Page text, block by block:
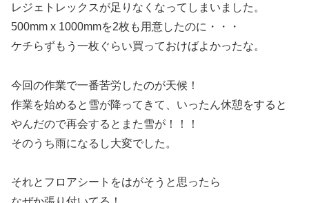
レジェトレックスが足りなくなってしまいました。
500mm x 1000mmを2枚も用意したのに・・・
ケチらずもう一枚ぐらい買っておけばよかったな。
今回の作業で一番苦労したのが天候！
作業を始めると雪が降ってきて、いったん休憩をすると
やんだので再会するとまた雪が！！！
そのうち雨になるし大変でした。
それとフロアシートをはがそうと思ったら